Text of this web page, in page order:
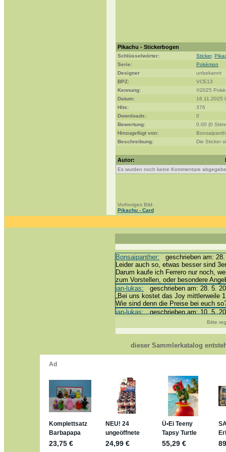
Pikachu - Stickerbogen
Schlüsselwörter: Sticker,
Serie:
Pokèmon
Designer
unbekannt
BPZ:
VCE13
Kennung:
©2025
Datum:
16.11.2025
Hits:
376
Downloads:
0
Bewertung:
0.00 (0
Hinzugefügt von:
Beschreibung:
Die Sticker
Autor:
Es wurden noch keine Kommentare
Vorheriges Bild:
Pikachu - Card
Bonsaipanther: geschrieben am:
Leider auch so, etwas besser sind
Darum kaufe ich Ferrero nur noch,
zum Vorstellen, oder besondere
jan-lukas: geschrieben am: 28. 5.
„Bei uns kostet das Joy mittlerweile
Wie sind denn die Preise bei euch
jan-lukas:geschrieben am: 10. 5.
Bonsaipanther:geschrieben am: 10.
@ Harald
https://www.ue-ei-portal-
Dein Enkel sollte zur Strafe die
Für die Figuren VC307, 310, 318
mein Enkel hat die leider
jan-lukas:
geschrieben am: 29. 4.
https://www.ferrero-
sammelspass.de/einladung/
jan-lukas:
geschrieben am: 28. 4.
stimmt, jetzt fällt es mir auch ein
*Bussi*
geschrieben am:
So habe ich das in Erinnerung ...
Bitte
dieser Sammlerkatalog